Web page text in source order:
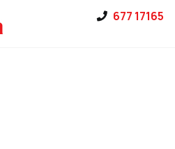
677 17165